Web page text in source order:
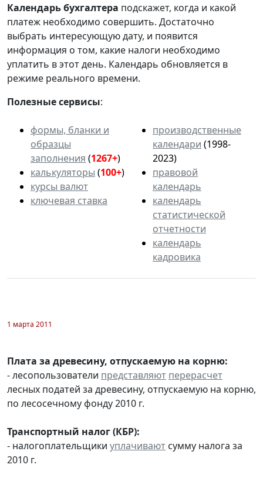
Календарьбухгалтера подскажет, когда и какой
платеж необходимо совершить. Достаточно
выбрать интересующую дату, и появится
информация о том, какие налоги необходимо
уплатить в этот день. Календарь обновляется в
режиме реального времени.
Полезные сервисы:
формы, бланки и
образцы
заполнения (1267+)
калькуляторы (100+)
курсы валют
ключевая ставка
производственные
календари (1998-
2023)
правовой
календарь
календарь
статистической
отчетности
календарь
кадровика
1 марта 2011
Плата за древесину, отпускаемую на корню:
- лесопользователи представляют перерасчет
лесных податей за древесину, отпускаемую на корню,
по лесосечному фонду 2010 г.
Транспортный налог (КБР):
- налогоплательщики уплачивают сумму налога за
2010 г.